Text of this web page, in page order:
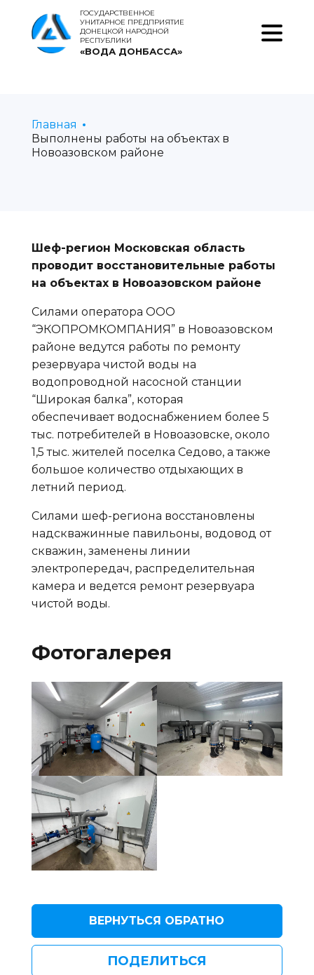
ГОСУДАРСТВЕННОЕ
УНИТАРНОЕ ПРЕДПРИЯТИЕ
ДОНЕЦКОЙ НАРОДНОЙ
РЕСПУБЛИКИ
«ВОДА ДОНБАССА»
Главная
Выполнены работы на объектах в
Новоазовском районе
Шеф-регион Московская область
проводит восстановительные работы
на объектах в Новоазовском районе
Силами оператора ООО
“ЭКОПРОМКОМПАНИЯ” в Новоазовском
районе ведутся работы по ремонту
резервуара чистой воды на
водопроводной насосной станции
“Широкая балка”, которая
обеспечивает водоснабжением более 5
тыс. потребителей в Новоазовске, около
1,5 тыс. жителей поселка Седово, а также
большое количество отдыхающих в
летний период.
Силами шеф-региона восстановлены
надскважинные павильоны, водовод от
скважин, заменены линии
электропередач, распределительная
камера и ведется ремонт резервуара
чистой воды.
Фотогалерея
ВЕРНУТЬСЯ ОБРАТНО
ПОДЕЛИТЬСЯ